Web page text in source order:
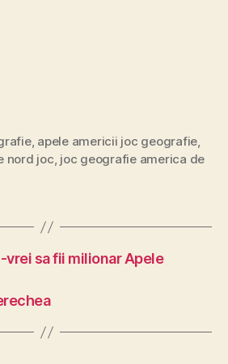
, apele americii joc geografie,
nord joc, joc geografie america de
sa fii milionar Apele